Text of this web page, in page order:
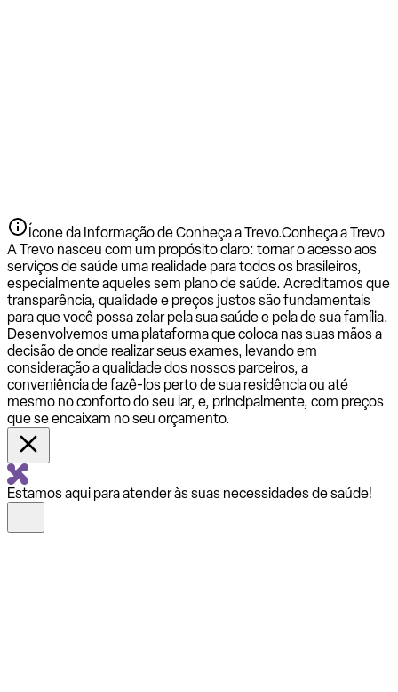
Ícone da Informação de Conheça a Trevo.Conheça a Trevo
A Trevo nasceu com um propósito claro: tornar o acesso aos
serviços de saúde uma realidade para todos os brasileiros,
especialmente aqueles sem plano de saúde. Acreditamos que
transparência, qualidade e preços justos são fundamentais
para que você possa zelar pela sua saúde e pela de sua família.
Desenvolvemos uma plataforma que coloca nas suas mãos a
decisão de onde realizar seus exames, levando em
consideração a qualidade dos nossos parceiros, a
conveniência de fazê-los perto de sua residência ou até
mesmo no conforto do seu lar, e, principalmente, com preços
que se encaixam no seu orçamento.
Estamos aqui para atender às suas necessidades de saúde!